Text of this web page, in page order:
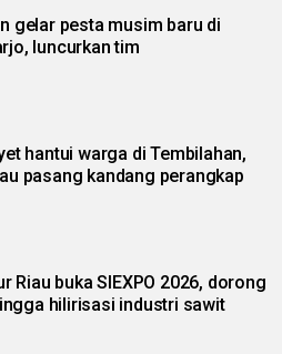
gelar pesta musim baru di
luncurkan tim
hantui warga di Tembilahan,
pasang kandang perangkap
Riau buka SIEXPO 2026, dorong
hilirisasi industri sawit